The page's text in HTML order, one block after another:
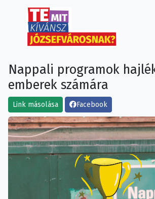
Nappali programok
emberek számára
Link másolása Facebook